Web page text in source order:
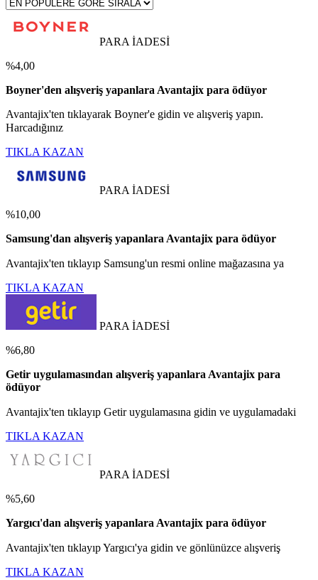
PARA İADESİ
%4,00
Boyner'den alışveriş yapanlara Avantajix para ödüyor
Avantajix'ten tıklayarak Boyner'e gidin ve alışveriş yapın.
Harcadığınız
TIKLA KAZAN
PARA İADESİ
%10,00
Samsung'dan alışveriş yapanlara Avantajix para ödüyor
Avantajix'ten tıklayıp Samsung'un resmi online mağazasına ya
TIKLA KAZAN
PARA İADESİ
%6,80
Getir uygulamasından alışveriş yapanlara Avantajix para
ödüyor
Avantajix'ten tıklayıp Getir uygulamasına gidin ve uygulamadaki
TIKLA KAZAN
PARA İADESİ
%5,60
Yargıcı'dan alışveriş yapanlara Avantajix para ödüyor
Avantajix'ten tıklayıp Yargıcı'ya gidin ve gönlünüzce alışveriş
TIKLA KAZAN